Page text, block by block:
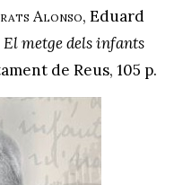
Alonso, Eduard
metge dels infants
de Reus, 105 p.